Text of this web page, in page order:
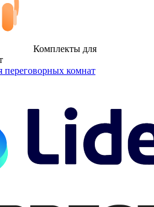
Комплекты для
переговорных комнат